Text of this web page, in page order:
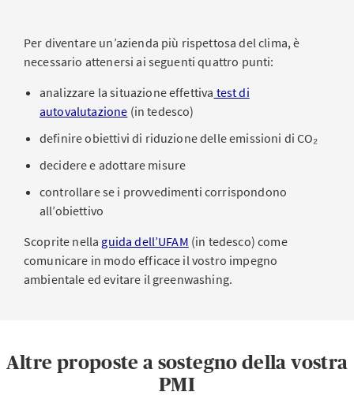
Per diventare un’azienda più rispettosa del clima, è
necessario attenersi ai seguenti quattro punti:
analizzare la situazione effettiva test di
autovalutazione (in tedesco)
definire obiettivi di riduzione delle emissioni di CO₂
decidere e adottare misure
controllare se i provvedimenti corrispondono
all’obiettivo
Scoprite nella guida dell’UFAM (in tedesco) come
comunicare in modo efficace il vostro impegno
ambientale ed evitare il greenwashing.
Altre proposte a sostegno della vostra
PMI